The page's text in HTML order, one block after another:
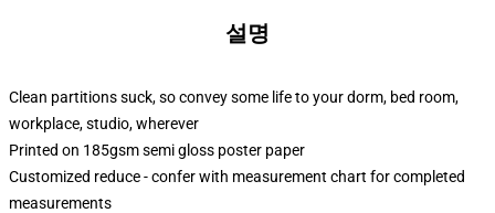
설명
Clean partitions suck, so convey some life to your dorm, bed room,
workplace, studio, wherever
Printed on 185gsm semi gloss poster paper
Customized reduce - confer with measurement chart for completed
measurements